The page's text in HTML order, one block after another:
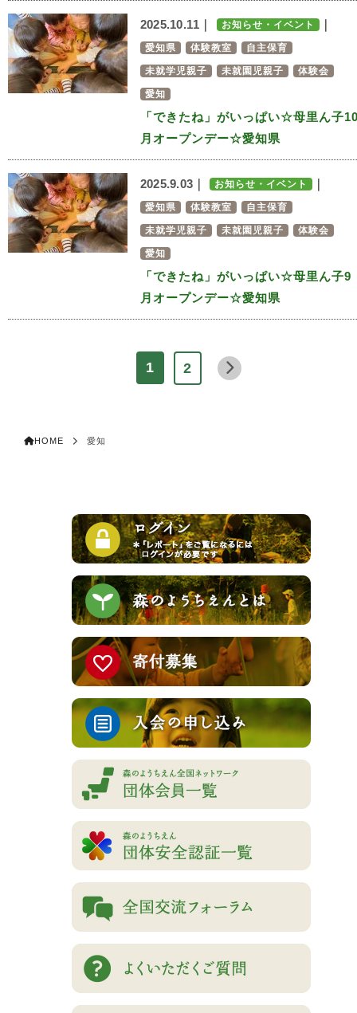
2025.10.11｜ お知らせ・イベント ｜
愛知県 体験教室 自主保育
未就学児親子 未就園児親子 体験会
愛知
「できたね」がいっぱい☆母里ん子
月オープンデー☆愛知県
2025.9.03｜ お知らせ・イベント
愛知県 体験教室 自主保育
未就学児親子 未就園児親子 体験会
愛知
「できたね」がいっぱい☆母里ん子9
月オープンデー☆愛知県
1 2
HOME 愛知